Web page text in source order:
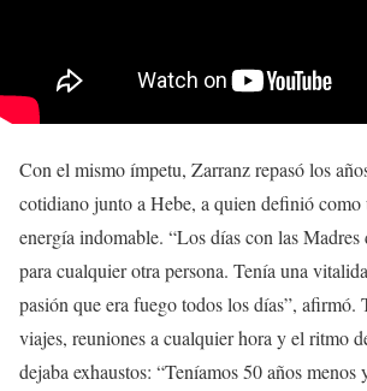
Con el mismo ímpetu, Zarranz repasó los
cotidiano junto a Hebe, a quien definió como
energía indomable. “Los días con las Madres
para cualquier otra persona. Tenía una
pasión que era fuego todos los días”, afirmó.
viajes, reuniones a cualquier hora y el ritmo
dejaba exhaustos: “Teníamos 50 años menos